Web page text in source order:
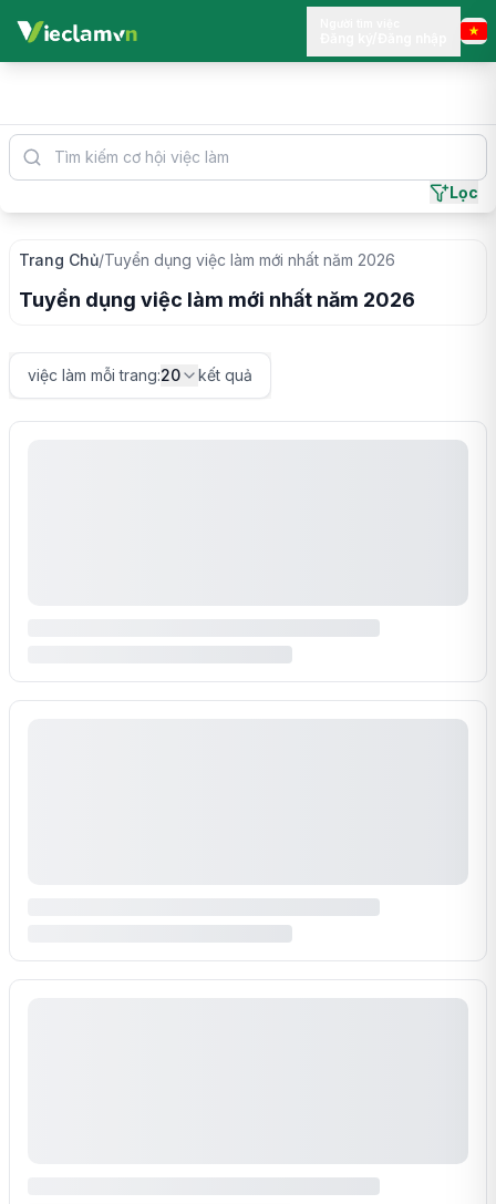
Lọc
Trang Chủ/Tuyển dụng việc làm mới nhất năm 2026
Tuyển dụng việc làm mới nhất năm 2026
việc làm mỗi trang:20 kết quả